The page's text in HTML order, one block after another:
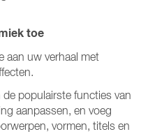
toe
aan uw verhaal met
de populairste functies van
aanpassen, en voeg
vormen, titels en